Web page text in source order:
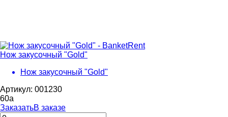
Нож закусочный "Gold"
Нож закусочный "Gold"
Артикул: 001230
60a
ЗаказатьВ заказе